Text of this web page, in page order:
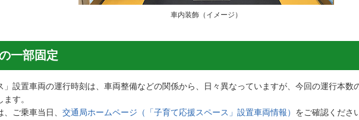
車内装飾（イメージ）
一部固定
」設置車両の運行時刻は、車両整備などの関係から、日々異なっていますが、今回の運行本
す。
ご乗車当日、 交通局ホームページ（「子育て応援スペース」設置車両情報） をご確認くださ